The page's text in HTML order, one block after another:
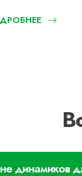
динамиков